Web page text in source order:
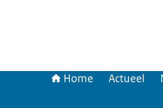
Home Actueel